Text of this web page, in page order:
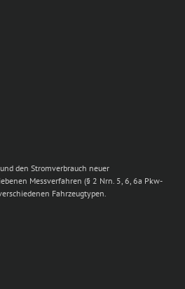
den Stromverbrauch neuer
Messverfahren (§ 2 Nrn. 5, 6, 6a Pkw-
Fahrzeugtypen.